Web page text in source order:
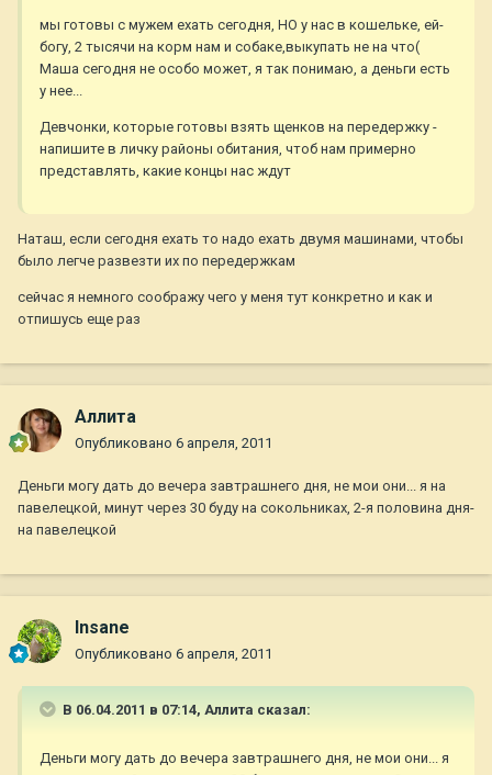
мы готовы с мужем ехать сегодня, НО у нас в кошельке, ей-
богу, 2 тысячи на корм нам и собаке,выкупать не на что(
Маша сегодня не особо может, я так понимаю, а деньги есть
у нее...
Девчонки, которые готовы взять щенков на передержку -
напишите в личку районы обитания, чтоб нам примерно
представлять, какие концы нас ждут
Наташ, если сегодня ехать то надо ехать двумя машинами, чтобы
было легче развезти их по передержкам
сейчас я немного соображу чего у меня тут конкретно и как и
отпишусь еще раз
Аллита
Опубликовано 6 апреля, 2011
Деньги могу дать до вечера завтрашнего дня, не мои они... я на
павелецкой, минут через 30 буду на сокольниках, 2-я половина дня-
на павелецкой
Insane
Опубликовано 6 апреля, 2011
В 06.04.2011 в 07:14, Аллита сказал:
Деньги могу дать до вечера завтрашнего дня, не мои они... я